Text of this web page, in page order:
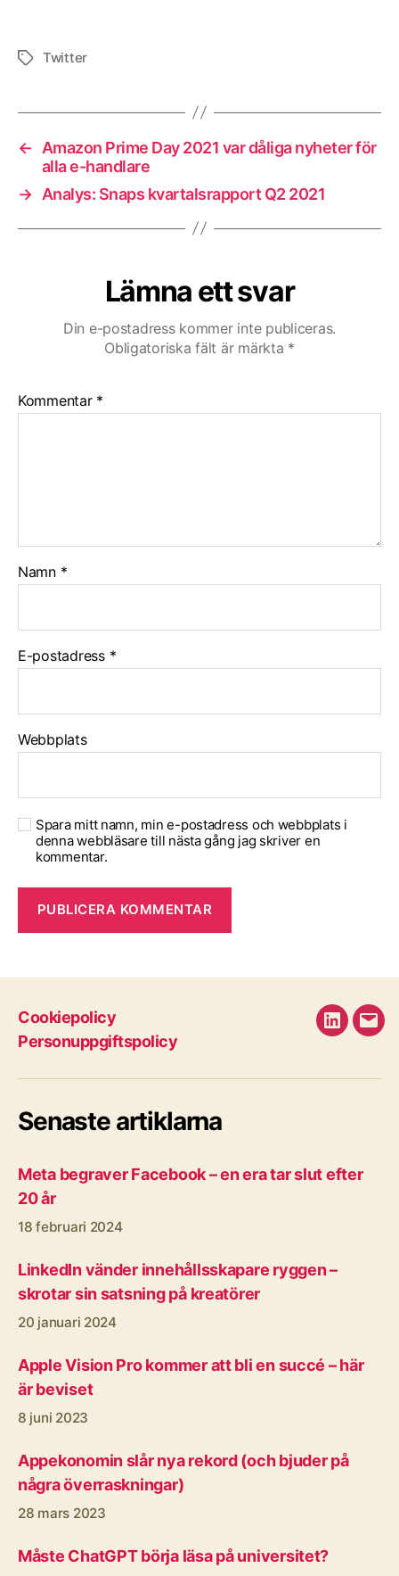
Etiketter
Twitter
←
Amazon Prime Day 2021 var dåliga nyheter för
alla e-handlare
→ Analys: Snaps kvartalsrapport Q2 2021
Lämna ett svar
Din e-postadress kommer inte publiceras.
Obligatoriska fält är märkta *
Kommentar *
Namn *
E-postadress *
Webbplats
Spara mitt namn, min e-postadress och webbplats i
denna webbläsare till nästa gång jag skriver en
kommentar.
Cookiepolicy
Personuppgiftspolicy
LinkedIn
E-
Senaste artiklarna
Meta begraver Facebook – en era tar slut efter
20 år
18 februari 2024
LinkedIn vänder innehållsskapare ryggen –
skrotar sin satsning på kreatörer
20 januari 2024
Apple Vision Pro kommer att bli en succé – här
är beviset
8 juni 2023
Appekonomin slår nya rekord (och bjuder på
några överraskningar)
28 mars 2023
Måste ChatGPT börja läsa på universitet?